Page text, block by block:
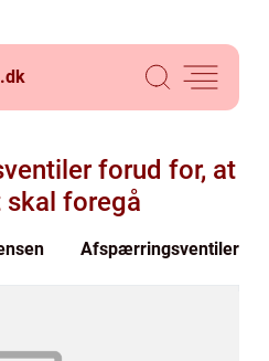
dk
forud for, at
skal foregå
Afspærringsventiler